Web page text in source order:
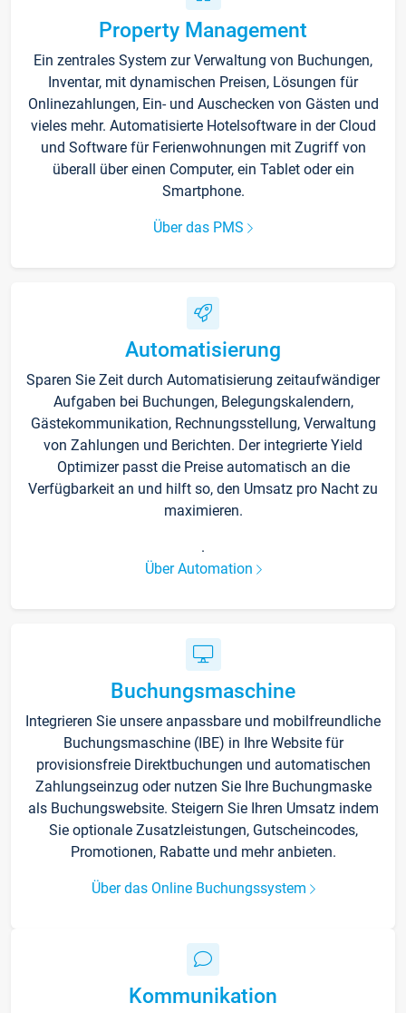
Property Management
Ein zentrales System zur Verwaltung von Buchungen,
Inventar, mit dynamischen Preisen, Lösungen für
Onlinezahlungen, Ein- und Auschecken von Gästen und
vieles mehr. Automatisierte Hotelsoftware in der Cloud
und Software für Ferienwohnungen mit Zugriff von
überall über einen Computer, ein Tablet oder ein
Smartphone.
Über das PMS
Automatisierung
Sparen Sie Zeit durch Automatisierung zeitaufwändiger
Aufgaben bei Buchungen, Belegungskalendern,
Gästekommunikation, Rechnungsstellung, Verwaltung
von Zahlungen und Berichten. Der integrierte Yield
Optimizer passt die Preise automatisch an die
Verfügbarkeit an und hilft so, den Umsatz pro Nacht zu
maximieren.
.
Über Automation
Buchungsmaschine
Integrieren Sie unsere anpassbare und mobilfreundliche
Buchungsmaschine (IBE) in Ihre Website für
provisionsfreie Direktbuchungen und automatischen
Zahlungseinzug oder nutzen Sie Ihre Buchungmaske
als Buchungswebsite. Steigern Sie Ihren Umsatz indem
Sie optionale Zusatzleistungen, Gutscheincodes,
Promotionen, Rabatte und mehr anbieten.
Über das Online Buchungssystem
Kommunikation